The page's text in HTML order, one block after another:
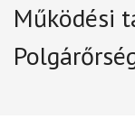
Település
Közigazgatás
Működési